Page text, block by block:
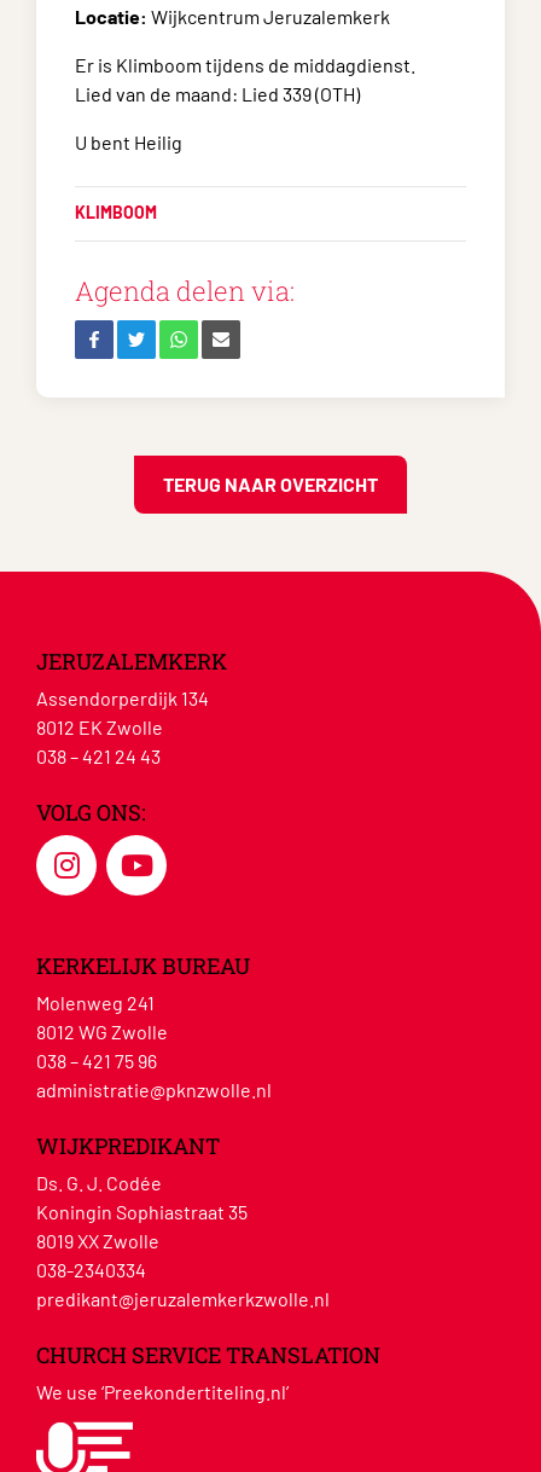
Locatie: Wijkcentrum Jeruzalemkerk
Er is Klimboom tijdens de middagdienst.
Lied van de maand: Lied 339 (OTH)
U bent Heilig
KLIMBOOM
Agenda delen via:
TERUG NAAR OVERZICHT
JERUZALEMKERK
Assendorperdijk 134
8012 EK Zwolle
038 – 421 24 43
VOLG ONS:
KERKELIJK BUREAU
Molenweg 241
8012 WG Zwolle
038 – 421 75 96
administratie@pknzwolle.nl
WIJKPREDIKANT
Ds. G. J. Codée
Koningin Sophiastraat 35
8019 XX Zwolle
038-2340334
predikant@jeruzalemkerkzwolle.nl
CHURCH SERVICE TRANSLATION
We use ‘Preekondertiteling.nl’